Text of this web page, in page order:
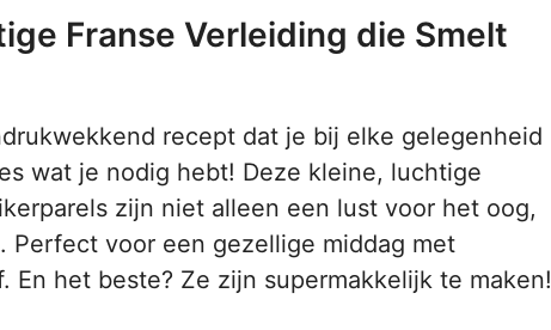
Franse Verleiding die Smelt
recept dat je bij elke gelegenheid
wat je nodig hebt! Deze kleine, luchtige
zijn niet alleen een lust voor het oog,
Perfect voor een gezellige middag met
het beste? Ze zijn supermakkelijk te maken!